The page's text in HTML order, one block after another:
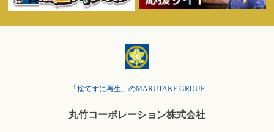
「捨てずに再生」のMARUTAKE GROUP
丸竹コーポレーション株式会社